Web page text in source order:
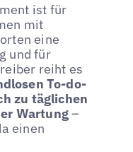
ist für
mit
eine
und für
reiht es
To-do-
zu täglichen
Wartung–
einen